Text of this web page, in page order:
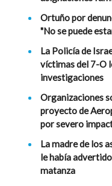
Ortuño por
"No se puede
La Policía de
víctimas del 7-O
investigaciones
Organizaciones
proyecto de
por severo
La madre de los
le había
matanza